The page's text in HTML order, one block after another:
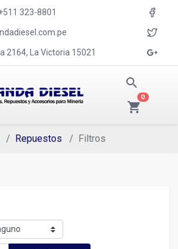
323-8801
2164, La Victoria 15021
search
shopping_cart
0
Repuestos Filtros